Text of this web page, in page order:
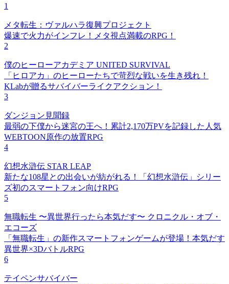
1
メタ転生：ヴァルハラ復興プロジェクト
爆速で火力がインフレ！メタ視点満載のRPG！
2
僕のヒーローアカデミア UNITED SURVIVAL
「ヒロアカ」のヒーローたちで苛烈な戦いを生き残れ！
KLabが贈るサバイバーライクアクション！
3
ダンジョン見聞録
最弱の下僕から迷宮の王へ！累計2,170万PVを記録した人気
WEBTOON原作の放置RPG
4
幻想水滸伝 STAR LEAP
新たな108星との出会いが紡がれる！「幻想水滸伝」シリー
ズ初のスマートフォン向けRPG
5
無職転生 〜異世界行ったら本気だす〜 クロニクル・オブ・
エコーズ
「無職転生」の新作スマートフォンゲームが登場！本気だす
異世界×3DバトルRPG
6
テイペンサバイバー